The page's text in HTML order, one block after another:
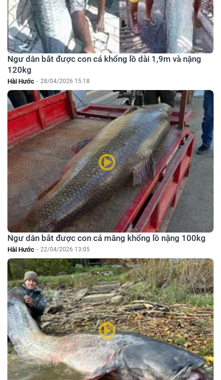
Ngư dân bắt được con cá khổng lồ dài 1,9m và nặng
120kg
Hài Hước - 28/04/2026 15:18
Ngư dân bắt được con cá măng khổng lồ nặng 100kg
Hài Hước - 22/04/2026 13:05